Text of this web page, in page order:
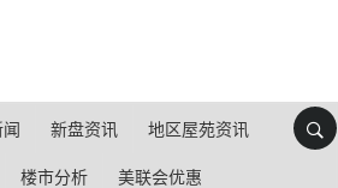
新盘资讯 地区屋苑资讯
楼市分析 美联会优惠